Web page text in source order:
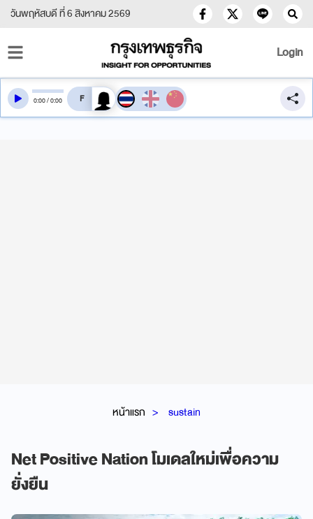
วันพฤหัสบดี ที่ 6 สิงหาคม 2569
Login
หน้าแรก sustain
Net Positive Nation โมเดลใหม่เพื่อความ
ยั่งยืน
0:00/0:00 สลับเสียงอ่าน